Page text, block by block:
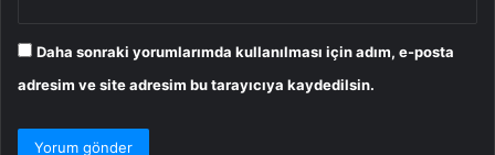
Daha sonraki yorumlarımda kullanılması için adım, e-posta
adresim ve site adresim bu tarayıcıya kaydedilsin.